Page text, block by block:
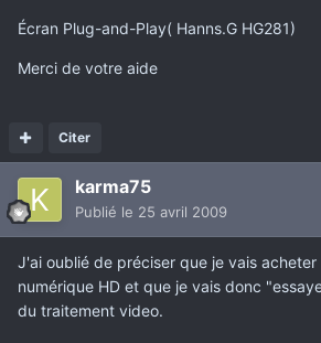
Écran Plug-and-Play( Hanns.G HG281)
Merci de votre aide
Citer
karma75
Publié le 25 avril 2009
J'ai oublié de préciser que je vais
numérique HD et que je vais donc
du traitement video.